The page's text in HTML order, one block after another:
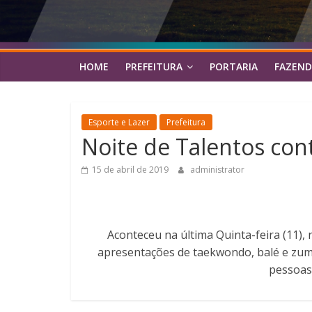
HOME PREFEITURA PORTARIA
Esporte e Lazer Prefeitura
Noite de Talentos
15 de abril de 2019 administrator
Aconteceu na última Quinta-feira (11),
apresentações de taekwondo, balé e